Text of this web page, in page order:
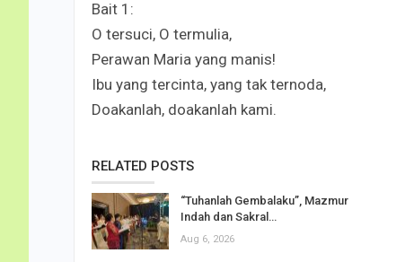
Bait 1:
O tersuci, O termulia,
Perawan Maria yang manis!
Ibu yang tercinta, yang tak ternoda,
Doakanlah, doakanlah kami.
RELATED POSTS
“Tuhanlah Gembalaku”, Mazmur
Indah dan Sakral…
Aug 6, 2026